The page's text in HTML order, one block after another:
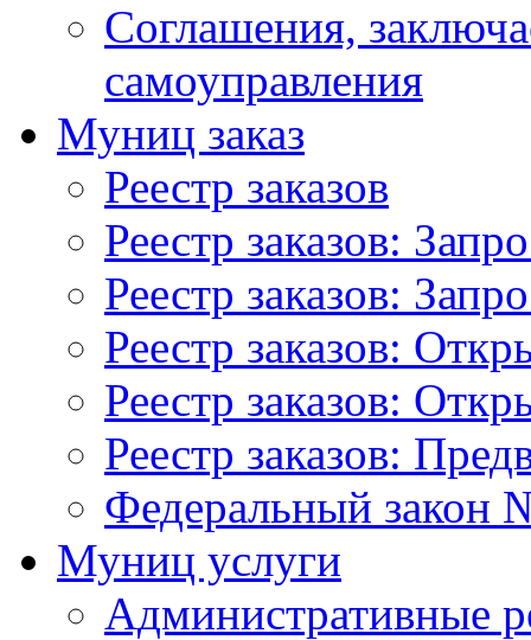
Соглашения,
самоуправления
Муниц заказ
Реестр заказов
Реестр заказов:
Реестр заказов:
Реестр заказов:
Реестр заказов:
Реестр заказов:
Федеральный закон
Муниц услуги
Административные